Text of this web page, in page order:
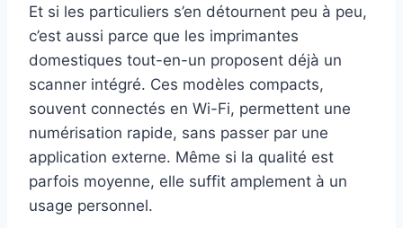
Et si les particuliers s’en détournent peu à peu,
c’est aussi parce que les imprimantes
domestiques tout-en-un proposent déjà un
scanner intégré. Ces modèles compacts,
souvent connectés en Wi-Fi, permettent une
numérisation rapide, sans passer par une
application externe. Même si la qualité est
parfois moyenne, elle suffit amplement à un
usage personnel.